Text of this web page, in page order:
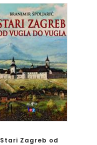
Stari Zagreb od